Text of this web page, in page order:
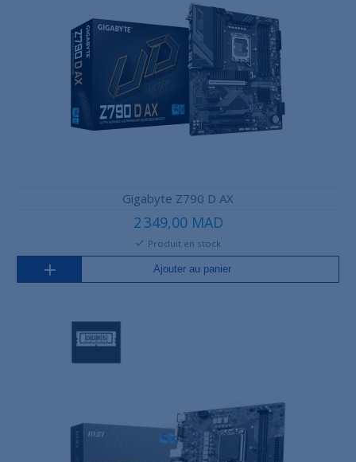
Gigabyte Z790 D AX
2 349,00 MAD
Produit en stock
Ajouter au panier